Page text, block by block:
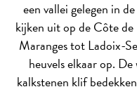
een vallei gelegen in
kijken uit op de Côte de
Maranges tot Ladoix-
heuvels elkaar op.
kalkstenen klif